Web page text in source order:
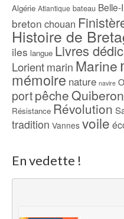
Algérie Atlantique bateau Belle-
breton chouan
Histoire de
iles langue Livres
Lorientmarin Marine
mémoire nature navire
portpêcheQuiberon
Résistance Révolution
tradition Vannes voile
En vedette !